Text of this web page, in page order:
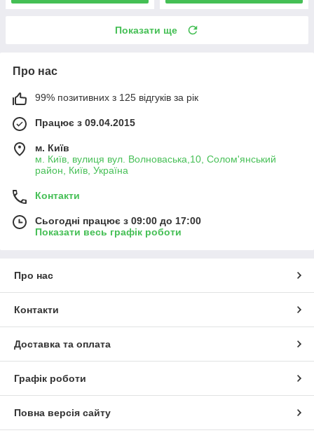
Показати ще
Про нас
99% позитивних з 125 відгуків за рік
Працює з 09.04.2015
м. Київ
м. Київ, вулиця вул. Волноваська,10, Солом'янський
район, Київ, Україна
Контакти
Сьогодні працює з 09:00 до 17:00
Показати весь графік роботи
Про нас
Контакти
Доставка та оплата
Графік роботи
Повна версія сайту